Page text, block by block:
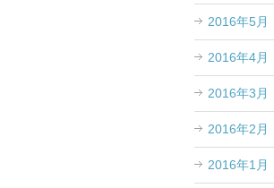
2016年5月
2016年4月
2016年3月
2016年2月
2016年1月